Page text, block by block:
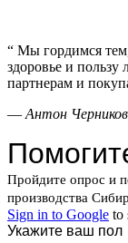
“ Мы гордимся
здоровье и
партнерам и
— Антон